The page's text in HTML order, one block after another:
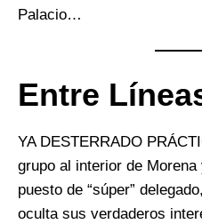
Palacio…
Entre
YA DESTERRADO
grupo al interior de
puesto de “súper”
oculta sus verdaderos